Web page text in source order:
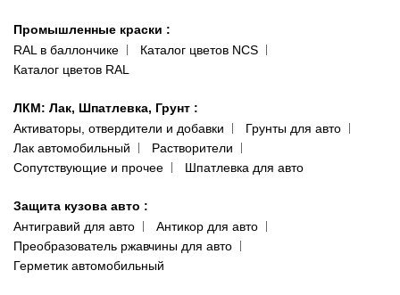
Промышленные краски :
RAL в баллончике
Каталог цветов NCS
Каталог цветов RAL
ЛКМ: Лак, Шпатлевка, Грунт :
Активаторы, отвердители и добавки
Грунты для авто
Лак автомобильный
Растворители
Сопутствующие и прочее
Шпатлевка для авто
Защита кузова авто :
Антигравий для авто
Антикор для авто
Преобразователь ржавчины для авто
Герметик автомобильный